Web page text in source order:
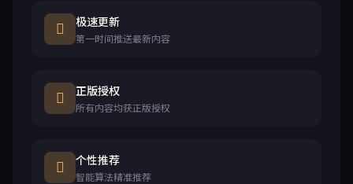
极速更新
第一时间推送最新内容
正版授权
所有内容均获正版授权
个性推荐
智能算法精准推荐